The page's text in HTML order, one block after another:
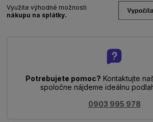
Využite výhodné možnosti
nákupu na splátky.
Potrebujete pomoc? Kontaktujte
spoločne nájdeme ideálnu
0903 995 978